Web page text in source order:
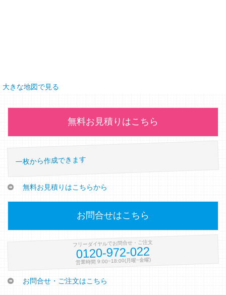
大きな地図で見る
無料お見積りはこちら
一枚から作成できます
無料お見積りはこちらから
お問合せはこちら
フリーダイヤルでお問合せ・ご注文
0120-972-022
営業時間 9:00~18:00(月曜~金曜)
お問合せ・ご注文はこちら